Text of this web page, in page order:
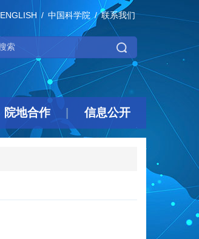
ENGLISH 中国科学院 联系我们
院地合作 信息公开